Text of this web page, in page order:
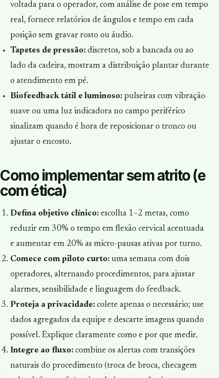
voltada para o operador, com análise de pose em tempo
real, fornece relatórios de ângulos e tempo em cada
posição sem gravar rosto ou áudio.
Tapetes de pressão:discretos, sob a bancada ou ao
lado da cadeira, mostram a distribuição plantar durante
o atendimento em pé.
Biofeedback tátil e luminoso:pulseiras com vibração
suave ou uma luz indicadora no campo periférico
sinalizam quando é hora de reposicionar o tronco ou
ajustar o encosto.
Como implementar sem atrito (e
com ética)
Defina objetivo clínico:escolha 1–2 metas, como
reduzir em 30% o tempo em flexão cervical acentuada
e aumentar em 20% as micro-pausas ativas por turno.
Comece com piloto curto:uma semana com dois
operadores, alternando procedimentos, para ajustar
alarmes, sensibilidade e linguagem do feedback.
Proteja a privacidade:colete apenas o necessário; use
dados agregados da equipe e descarte imagens quando
possível. Explique claramente como e por que medir.
Integre ao fluxo:combine os alertas com transições
naturais do procedimento (troca de broca, checagem